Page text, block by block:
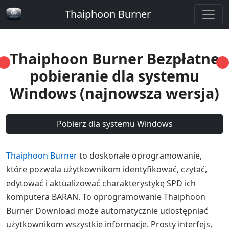
Thaiphoon Burner
Thaiphoon Burner Bezpłatne
pobieranie dla systemu
Windows (najnowsza wersja)
Pobierz dla systemu Windows
Thaiphoon Burnerto doskonałe oprogramowanie,
które pozwala użytkownikom identyfikować, czytać,
edytować i aktualizować charakterystykę SPD ich
komputera BARAN. To oprogramowanie Thaiphoon
Burner Download może automatycznie udostępniać
użytkownikom wszystkie informacje. Prosty interfejs,